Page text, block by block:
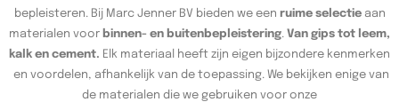
bepleisteren. Bij Marc Jenner BV bieden we een ruime selectieaan
materialen voor binnen- en buitenbepleistering. Van gips tot leem,
kalk en cement. Elk materiaal heeft zijn eigen bijzondere kenmerken
en voordelen, afhankelijk van de toepassing. We bekijken enige van
de materialen die we gebruiken voor onze